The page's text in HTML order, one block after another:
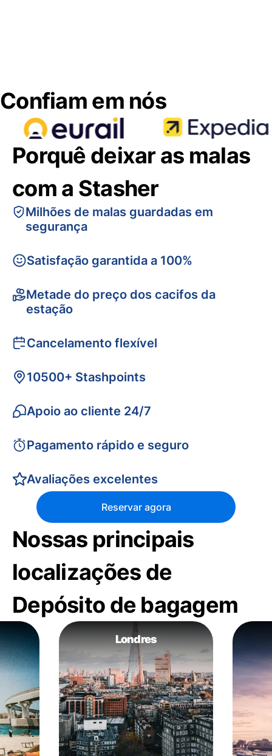
Confiam em nós
Porquê deixar as malas
com a Stasher
Milhões de malas guardadas em
segurança
Satisfação garantida a 100%
Metade do preço dos cacifos da
estação
Cancelamento flexível
10500+ Stashpoints
Apoio ao cliente 24/7
Pagamento rápido e seguro
Avaliações excelentes
Reservar agora
Nossas principais
localizações de
Depósito de bagagem
Londres